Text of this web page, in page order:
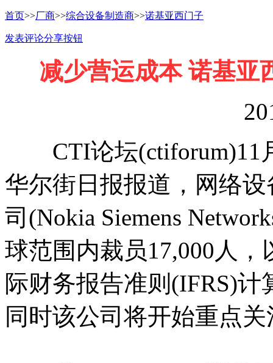
首页>>厂商>>综合设备制造商>>诺基亚西门子
发表评论分享按钮
减少营运成本 诺基亚
CTI论坛(ctiforum)11
华尔街日报报道，网络
司(Nokia Siemens
球范围内裁员17,000人
际财务报告准则(IFRS)
同时该公司将开始重点